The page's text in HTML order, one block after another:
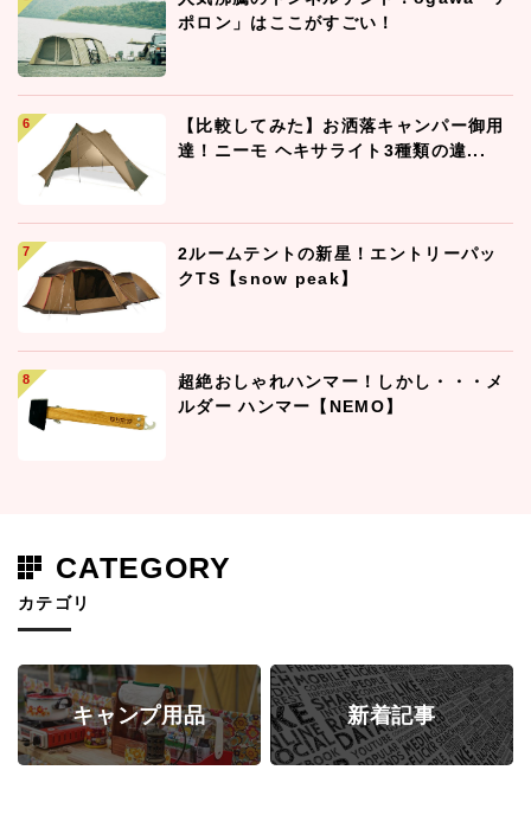
ポロン」はここがすごい！
【比較してみた】お洒落キャンパー御用
達！ニーモ ヘキサライト3種類の違...
2ルームテントの新星！エントリーパッ
クTS【snow peak】
超絶おしゃれハンマー！しかし・・・メ
ルダー ハンマー【NEMO】
CATEGORY
カテゴリ
キャンプ用品 新着記事